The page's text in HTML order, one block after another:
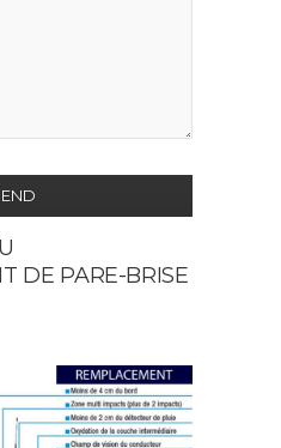
DE PARE-BRISE